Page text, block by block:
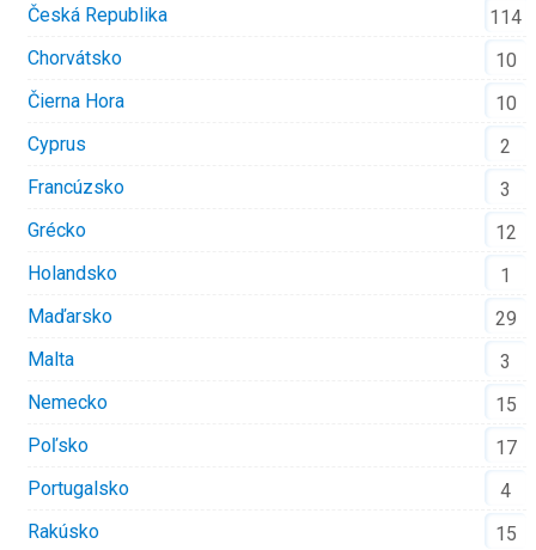
Česká Republika
114
Chorvátsko
10
Čierna Hora
10
Cyprus
2
Francúzsko
3
Grécko
12
Holandsko
1
Maďarsko
29
Malta
3
Nemecko
15
Poľsko
17
Portugalsko
4
Rakúsko
15